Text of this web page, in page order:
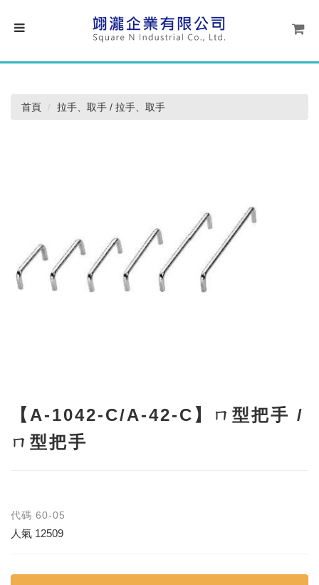
首頁 拉手、取手 / 拉手、取手
【A-1042-C/A-42-C】ㄇ型把手 /
ㄇ型把手
代碼 60-05
人氣 12509